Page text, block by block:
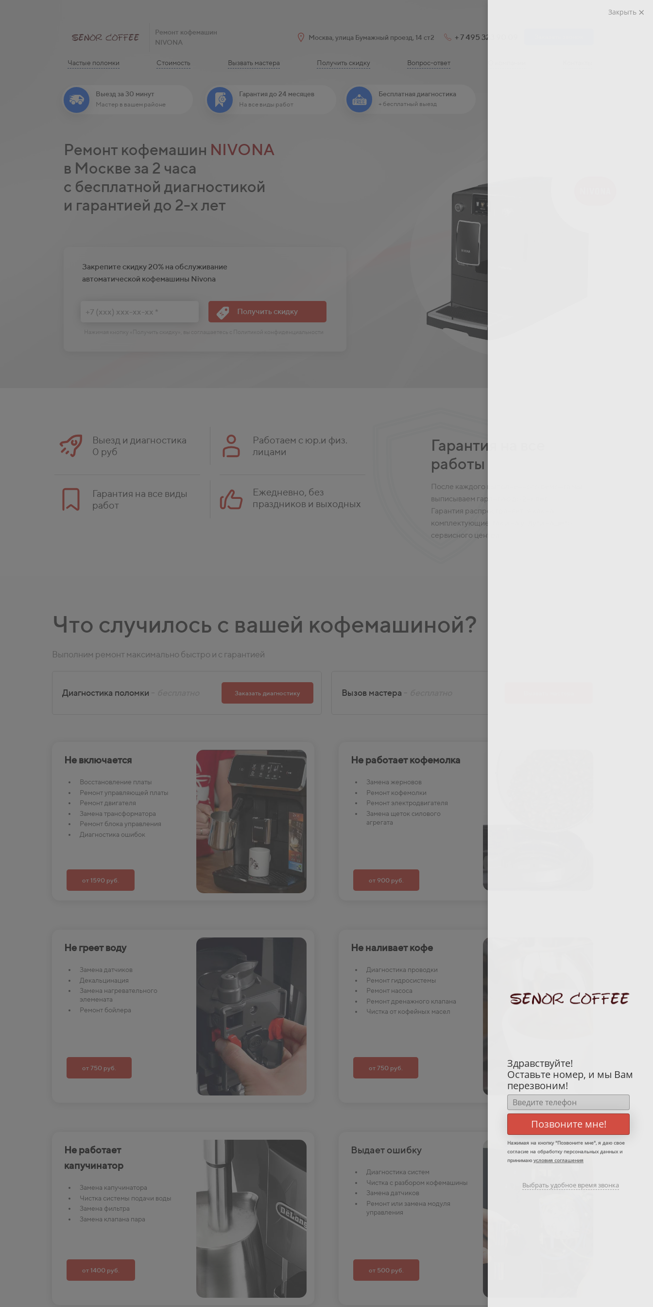
Ремонт кофемашин NIVONA
в Москве за 2 часа
с бесплатной диагностикой
и гарантией до 2-х лет
Закрепите скидку 20% на обслуживание
автоматической кофемашины Nivona
Получить скидку
Нажимая кнопку «Получить скидку», вы соглашаетесь с Политикой конфиденциальности
Мастер в вашем районе
Выезд за 30 минут
На все виды работ
Гарантия до 24 месяцев
+ бесплатный выезд
Бесплатная диагностика
Ремонт кофемашин
NIVONA
Москва, улица Бумажный проезд, 14 ст2 + 7 495 323 90 09
Частые поломки Стоимость Вызвать мастера Получить скидку Вопрос-ответ
Выезд и диагностика
0 руб
Работаем с юр.и физ.
лицами
Гарантия на все виды
работ
Ежедневно, без
праздников и выходных
Гарантия на все
работы
После каждого выполненного ремонта мы
выписываем гарантию до 2-х лет.
Гарантия распространяется как на
комплектующие, так и на услуги нашего
сервисного центра.
Что случилось с вашей кофемашиной?
Выполним ремонт максимально быстро и с гарантией
Диагностика поломки Заказать диагностику Вызов мастера
Не включается
Восстановление платы
Ремонт управляющей платы
Ремонт двигателя
Замена трансформатора
Ремонт блока управления
Диагностика ошибок
от 1590 руб.
Не работает кофемолка
Замена жерновов
Ремонт кофемолки
Ремонт электродвигателя
Замена щеток силового
агрегата
от 900 руб.
Не греет воду
Замена датчиков
Декальцинация
Замена нагревательного
элемената
Ремонт бойлера
от 750 руб.
Не наливает кофе
Диагностика проводки
Ремонт гидросистемы
Ремонт насоса
Ремонт дренажного клапана
Чистка от кофейных масел
от 750 руб.
Не работает
капучинатор
Замена капучинатора
Чистка системы подачи воды
Замена фильтра
Замена клапана пара
от 1400 руб.
Выдает ошибку
Диагностика систем
Чистка с разбором кофемашины
Замена датчиков
Ремонт или замена модуля
управления
от 500 руб.
Закрыть
Здравствуйте!
Оставьте номер, и мы Вам
перезвоним!
Позвоните мне!
Нажимая на кнопку "Позвоните мне", я даю свое
согласие на обработку персональных данных и
принимаю условия соглашения
Выбрать удобное время звонка